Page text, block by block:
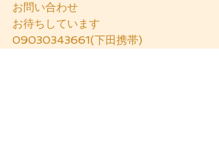
お問い合わせ
お待ちしています
09030343661(下田携帯)